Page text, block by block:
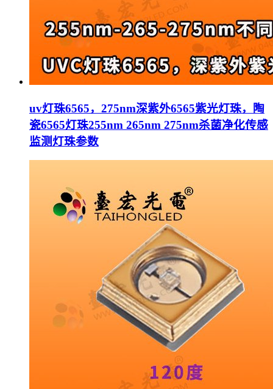
uv灯珠6565，275nm深紫外6565紫光灯珠，陶
瓷6565灯珠255nm 265nm 275nm杀菌净化传感
监测灯珠参数